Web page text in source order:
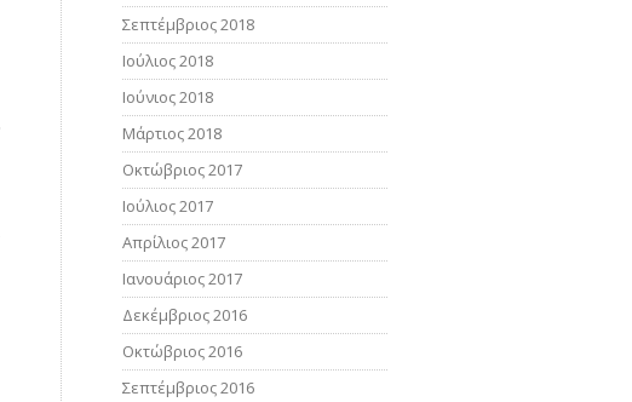
FACEBOOK
Σεπτέμβριος 2018
Ιούλιος 2018
Ιούνιος 2018
Μάρτιος 2018
Οκτώβριος 2017
Ιούλιος 2017
Απρίλιος 2017
Ιανουάριος 2017
Δεκέμβριος 2016
Οκτώβριος 2016
Σεπτέμβριος 2016